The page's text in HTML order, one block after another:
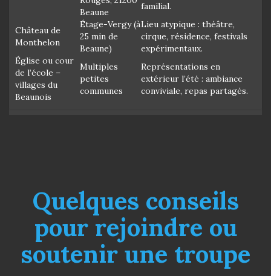
Beaune
familial.
Château de
Monthelon
Étage-Vergy (à
25 min de
Beaune)
Lieu atypique : théâtre,
cirque, résidence, festivals
expérimentaux.
Église ou cour
de l’école –
villages du
Beaunois
Multiples
petites
communes
Représentations en
extérieur l’été : ambiance
conviviale, repas partagés.
Quelques conseils
pour rejoindre ou
soutenir une troupe